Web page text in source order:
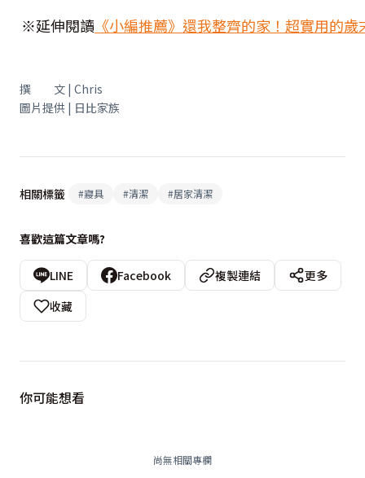
※延伸閱讀 《小編推薦》還我整齊的家！超實用的
撰 文 | Chris
圖片提供 | 日比家族
相關標籤 #寢具 #清潔 #居家清潔
喜歡這篇文章嗎?
LINE Facebook 複製連結
更多
收藏
你可能想看
尚無相關專欄